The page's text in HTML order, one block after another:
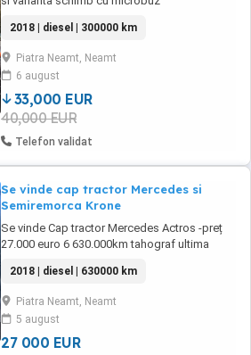
2018 | diesel | 300000 km
Piatra Neamt, Neamt
6 august
33,000 EUR
40,000 EUR
Telefon validat
Se vinde cap tractor Mercedes si
Semiremorca Krone
Se vinde Cap tractor Mercedes Actros -preț
27.000 euro 6 630.000km tahograf ultima
cauciucuri spate Firestone baterii Varta(anul
trecut ) ambreiaj și rulment de presiune
schimbat anul trecut Semiremorca Krone
standard 2019 prelata (axa liftanta)-pret ...
2018 | diesel | 630000 km
Piatra Neamt, Neamt
5 august
27 000 EUR